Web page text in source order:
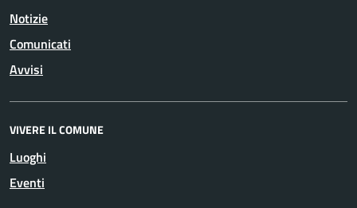
Notizie
Comunicati
Avvisi
VIVERE IL COMUNE
Luoghi
Eventi